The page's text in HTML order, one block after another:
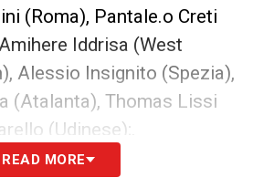
(Roma), Pantale.o Creti
Iddrisa (West
Alessio Insignito (Spezia),
(Atalanta), Thomas Lissi
(Udinese);.
Cristian Acatullo
READ MORE